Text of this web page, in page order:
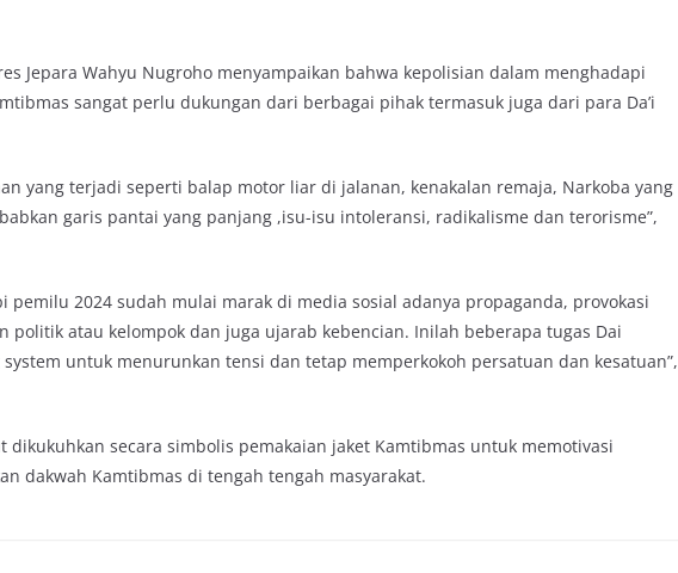
Jepara Wahyu Nugroho menyampaikan bahwa kepolisian dalam menghadapi
sangat perlu dukungan dari berbagai pihak termasuk juga dari para Da’i
yang terjadi seperti balap motor liar di jalanan, kenakalan remaja, Narkoba yang
garis pantai yang panjang ,isu-isu intoleransi, radikalisme dan terorisme”,
pemilu 2024 sudah mulai marak di media sosial adanya propaganda, provokasi
politik atau kelompok dan juga ujarab kebencian. Inilah beberapa tugas Dai
untuk menurunkan tensi dan tetap memperkokoh persatuan dan kesatuan”,
dikukuhkan secara simbolis pemakaian jaket Kamtibmas untuk memotivasi
dakwah Kamtibmas di tengah tengah masyarakat.